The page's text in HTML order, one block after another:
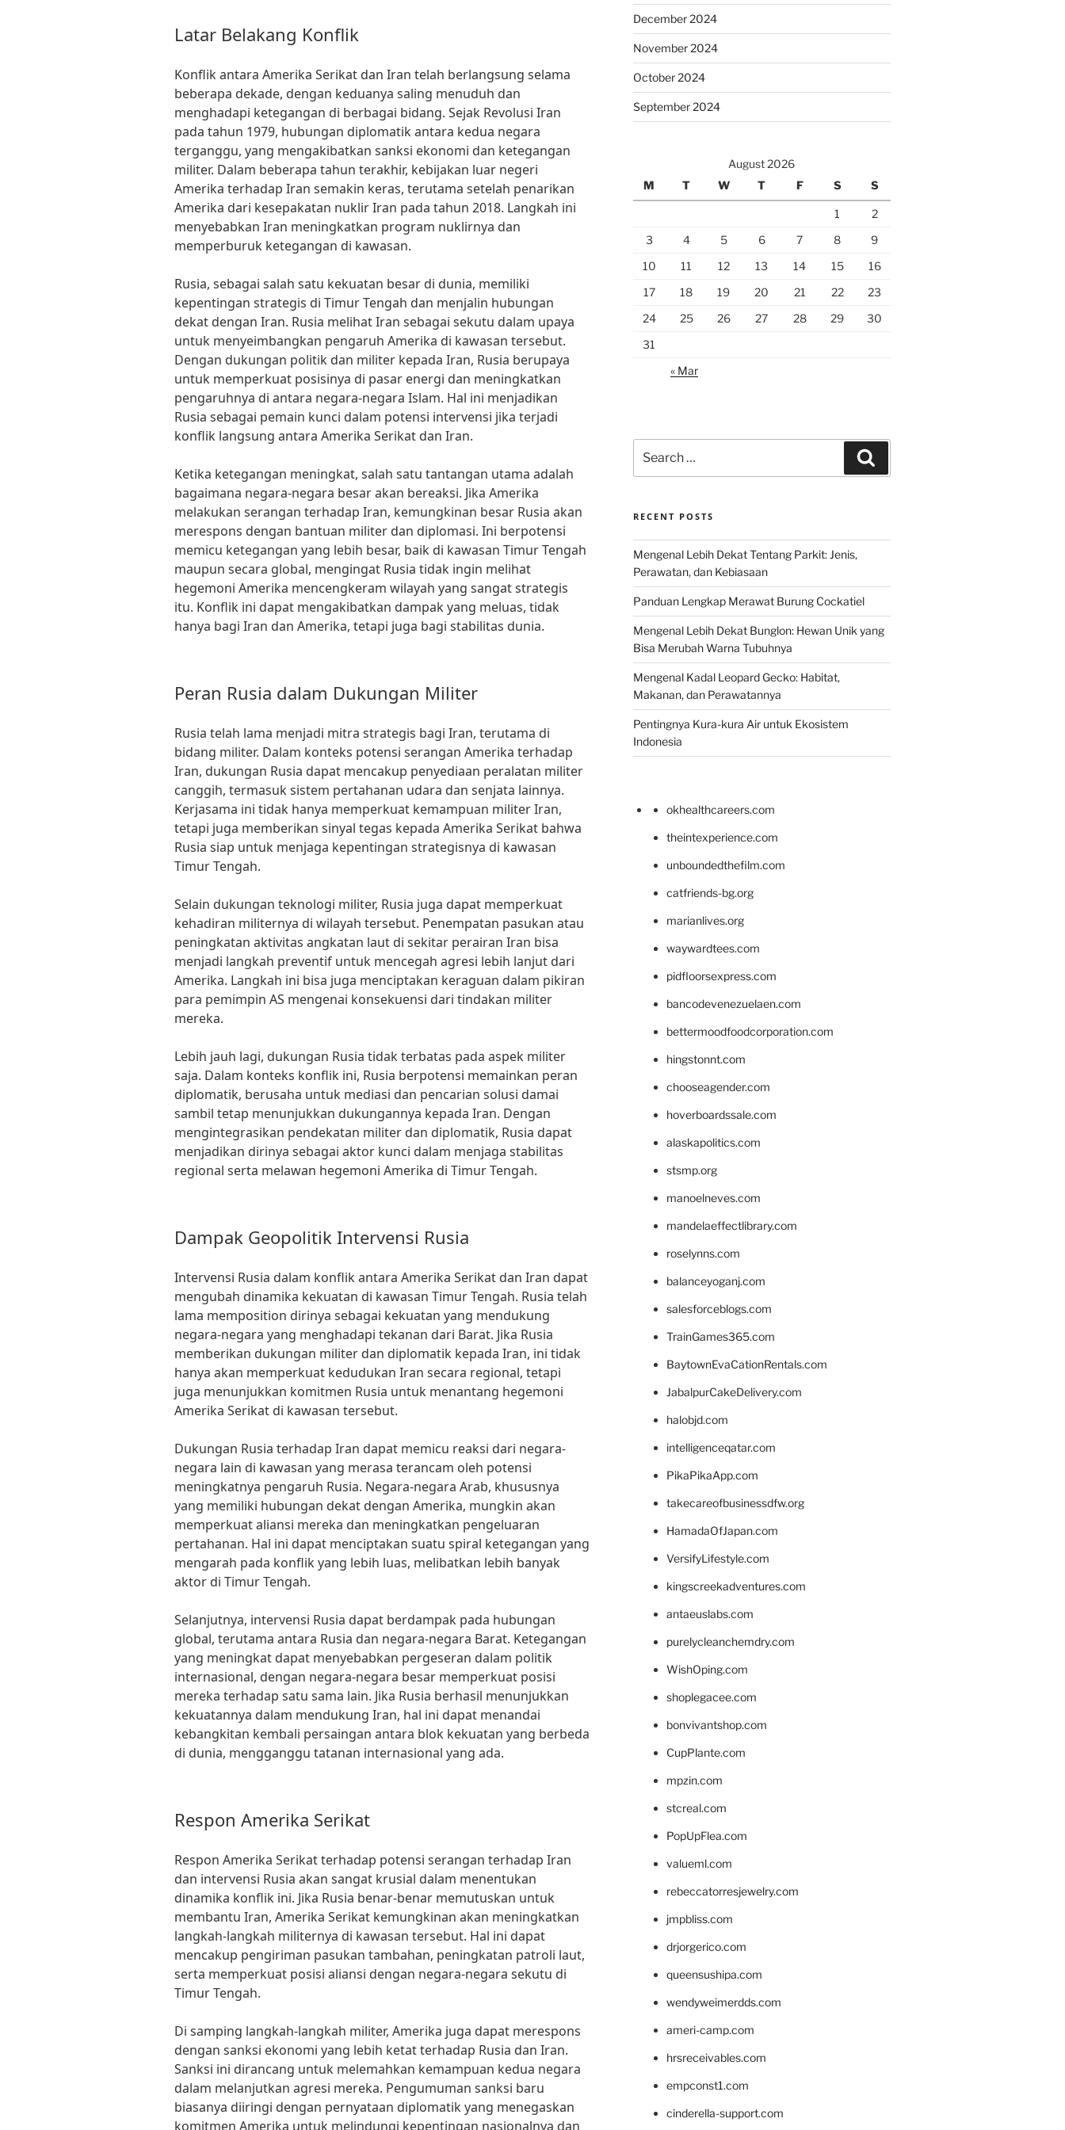
Latar Belakang Konflik
Konflik antara Amerika Serikat dan Iran telah berlangsung selama
beberapa dekade, dengan keduanya saling menuduh dan
menghadapi ketegangan di berbagai bidang. Sejak Revolusi Iran
pada tahun 1979, hubungan diplomatik antara kedua negara
terganggu, yang mengakibatkan sanksi ekonomi dan ketegangan
militer. Dalam beberapa tahun terakhir, kebijakan luar negeri
Amerika terhadap Iran semakin keras, terutama setelah penarikan
Amerika dari kesepakatan nuklir Iran pada tahun 2018. Langkah ini
menyebabkan Iran meningkatkan program nuklirnya dan
memperburuk ketegangan di kawasan.
Rusia, sebagai salah satu kekuatan besar di dunia, memiliki
kepentingan strategis di Timur Tengah dan menjalin hubungan
dekat dengan Iran. Rusia melihat Iran sebagai sekutu dalam upaya
untuk menyeimbangkan pengaruh Amerika di kawasan tersebut.
Dengan dukungan politik dan militer kepada Iran, Rusia berupaya
untuk memperkuat posisinya di pasar energi dan meningkatkan
pengaruhnya di antara negara-negara Islam. Hal ini menjadikan
Rusia sebagai pemain kunci dalam potensi intervensi jika terjadi
konflik langsung antara Amerika Serikat dan Iran.
Ketika ketegangan meningkat, salah satu tantangan utama adalah
bagaimana negara-negara besar akan bereaksi. Jika Amerika
melakukan serangan terhadap Iran, kemungkinan besar Rusia akan
merespons dengan bantuan militer dan diplomasi. Ini berpotensi
memicu ketegangan yang lebih besar, baik di kawasan Timur Tengah
maupun secara global, mengingat Rusia tidak ingin melihat
hegemoni Amerika mencengkeram wilayah yang sangat strategis
itu. Konflik ini dapat mengakibatkan dampak yang meluas, tidak
hanya bagi Iran dan Amerika, tetapi juga bagi stabilitas dunia.
Peran Rusia dalam Dukungan Militer
Rusia telah lama menjadi mitra strategis bagi Iran, terutama di
bidang militer. Dalam konteks potensi serangan Amerika terhadap
Iran, dukungan Rusia dapat mencakup penyediaan peralatan militer
canggih, termasuk sistem pertahanan udara dan senjata lainnya.
Kerjasama ini tidak hanya memperkuat kemampuan militer Iran,
tetapi juga memberikan sinyal tegas kepada Amerika Serikat bahwa
Rusia siap untuk menjaga kepentingan strategisnya di kawasan
Timur Tengah.
Selain dukungan teknologi militer, Rusia juga dapat memperkuat
kehadiran militernya di wilayah tersebut. Penempatan pasukan atau
peningkatan aktivitas angkatan laut di sekitar perairan Iran bisa
menjadi langkah preventif untuk mencegah agresi lebih lanjut dari
Amerika. Langkah ini bisa juga menciptakan keraguan dalam pikiran
para pemimpin AS mengenai konsekuensi dari tindakan militer
mereka.
Lebih jauh lagi, dukungan Rusia tidak terbatas pada aspek militer
saja. Dalam konteks konflik ini, Rusia berpotensi memainkan peran
diplomatik, berusaha untuk mediasi dan pencarian solusi damai
sambil tetap menunjukkan dukungannya kepada Iran. Dengan
mengintegrasikan pendekatan militer dan diplomatik, Rusia dapat
menjadikan dirinya sebagai aktor kunci dalam menjaga stabilitas
regional serta melawan hegemoni Amerika di Timur Tengah.
Dampak Geopolitik Intervensi Rusia
Intervensi Rusia dalam konflik antara Amerika Serikat dan Iran dapat
mengubah dinamika kekuatan di kawasan Timur Tengah. Rusia telah
lama memposition dirinya sebagai kekuatan yang mendukung
negara-negara yang menghadapi tekanan dari Barat. Jika Rusia
memberikan dukungan militer dan diplomatik kepada Iran, ini tidak
hanya akan memperkuat kedudukan Iran secara regional, tetapi
juga menunjukkan komitmen Rusia untuk menantang hegemoni
Amerika Serikat di kawasan tersebut.
Dukungan Rusia terhadap Iran dapat memicu reaksi dari negara-
negara lain di kawasan yang merasa terancam oleh potensi
meningkatnya pengaruh Rusia. Negara-negara Arab, khususnya
yang memiliki hubungan dekat dengan Amerika, mungkin akan
memperkuat aliansi mereka dan meningkatkan pengeluaran
pertahanan. Hal ini dapat menciptakan suatu spiral ketegangan yang
mengarah pada konflik yang lebih luas, melibatkan lebih banyak
aktor di Timur Tengah.
Selanjutnya, intervensi Rusia dapat berdampak pada hubungan
global, terutama antara Rusia dan negara-negara Barat. Ketegangan
yang meningkat dapat menyebabkan pergeseran dalam politik
internasional, dengan negara-negara besar memperkuat posisi
mereka terhadap satu sama lain. Jika Rusia berhasil menunjukkan
kekuatannya dalam mendukung Iran, hal ini dapat menandai
kebangkitan kembali persaingan antara blok kekuatan yang berbeda
di dunia, mengganggu tatanan internasional yang ada.
Respon Amerika Serikat
Respon Amerika Serikat terhadap potensi serangan terhadap Iran
dan intervensi Rusia akan sangat krusial dalam menentukan
dinamika konflik ini. Jika Rusia benar-benar memutuskan untuk
membantu Iran, Amerika Serikat kemungkinan akan meningkatkan
langkah-langkah militernya di kawasan tersebut. Hal ini dapat
mencakup pengiriman pasukan tambahan, peningkatan patroli laut,
serta memperkuat posisi aliansi dengan negara-negara sekutu di
Timur Tengah.
Di samping langkah-langkah militer, Amerika juga dapat merespons
dengan sanksi ekonomi yang lebih ketat terhadap Rusia dan Iran.
Sanksi ini dirancang untuk melemahkan kemampuan kedua negara
dalam melanjutkan agresi mereka. Pengumuman sanksi baru
biasanya diiringi dengan pernyataan diplomatik yang menegaskan
komitmen Amerika untuk melindungi kepentingan nasionalnya dan
December 2024
November 2024
October 2024
September 2024
August 2026
M
T W T F S S
1
2
3
4 5 6 7 8
9
10
11 12 13 14 15
16
17
18 19 20 21 22
23
24
25 26 27 28 29
30
31
« Mar
for:
RECENT POSTS
Mengenal Lebih Dekat Tentang Parkit: Jenis,
Perawatan, dan Kebiasaan
Panduan Lengkap Merawat Burung Cockatiel
Mengenal Lebih Dekat Bunglon: Hewan Unik yang
Bisa Merubah Warna Tubuhnya
Mengenal Kadal Leopard Gecko: Habitat,
Makanan, dan Perawatannya
Pentingnya Kura-kura Air untuk Ekosistem
Indonesia
okhealthcareers.com
theintexperience.com
unboundedthefilm.com
catfriends-bg.org
marianlives.org
waywardtees.com
pidfloorsexpress.com
bancodevenezuelaen.com
bettermoodfoodcorporation.com
hingstonnt.com
chooseagender.com
hoverboardssale.com
alaskapolitics.com
stsmp.org
manoelneves.com
mandelaeffectlibrary.com
roselynns.com
balanceyoganj.com
salesforceblogs.com
TrainGames365.com
BaytownEvaCationRentals.com
JabalpurCakeDelivery.com
halobjd.com
intelligenceqatar.com
PikaPikaApp.com
takecareofbusinessdfw.org
HamadaOfJapan.com
VersifyLifestyle.com
kingscreekadventures.com
antaeuslabs.com
purelycleanchemdry.com
WishOping.com
shoplegacee.com
bonvivantshop.com
CupPlante.com
mpzin.com
stcreal.com
PopUpFlea.com
valueml.com
rebeccatorresjewelry.com
jmpbliss.com
drjorgerico.com
queensushipa.com
wendyweimerdds.com
ameri-camp.com
hrsreceivables.com
empconst1.com
cinderella-support.com